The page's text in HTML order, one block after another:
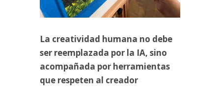
La creatividad humana no debe
ser reemplazada por la IA, sino
acompañada por herramientas
que respeten al creador